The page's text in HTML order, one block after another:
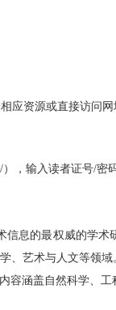
资源或直接访问网
，输入读者证号/密
信息的最权威的学
艺术与人文等领域
容涵盖自然科学、工